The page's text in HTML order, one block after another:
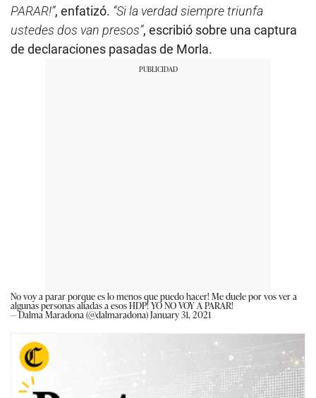
PARAR!”, enfatizó. “Si la verdad siempre triunfa
ustedes dos van presos”, escribió sobre una captura
de declaraciones pasadas de Morla.
No voy a parar porque es lo menos que puedo hacer! Me duele por vos ver a
algunas personas aliadas a esos HDP! YO NO VOY A PARAR!
— Dalma Maradona (@dalmaradona)January 31, 2021